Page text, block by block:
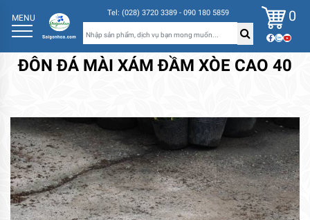
MENU Tel: (028) 3720 3389 - 090 180 5859 0
ĐÔN ĐÁ MÀI XÁM ĐẦM XÒE CAO 40